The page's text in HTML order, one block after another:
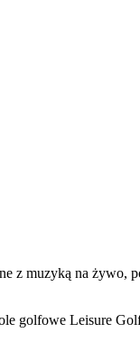
z muzyką na
golfowe Leisure